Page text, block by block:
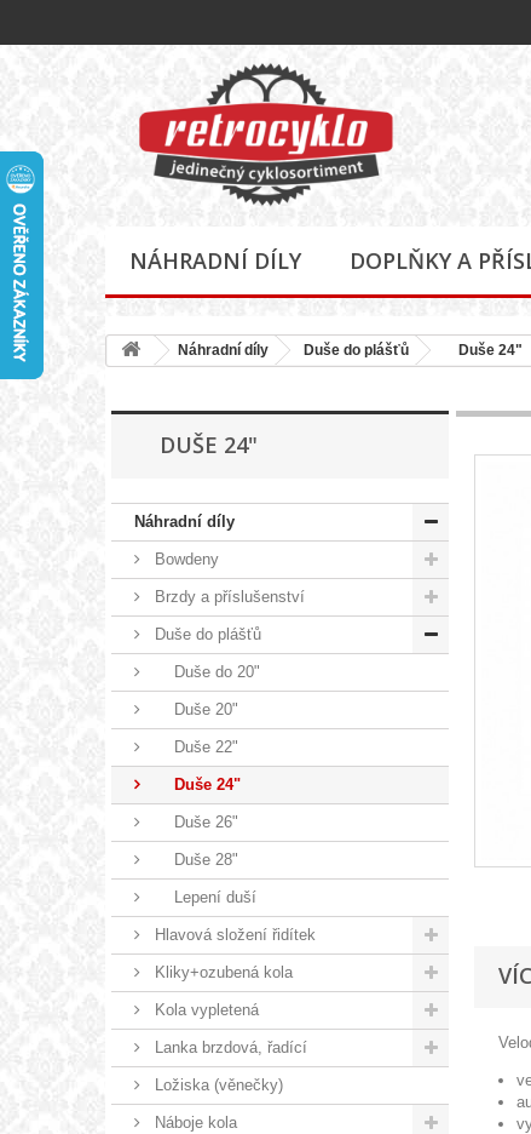
NÁHRADNÍ DÍLY DOPLŇKY A
Náhradní díly Duše do plášťů Duše 24"
DUŠE 24"
Náhradní díly
Bowdeny
Brzdy a příslušenství
Duše do plášťů
Duše do 20"
Duše 20"
Duše 22"
Duše 24"
Duše 26"
Duše 28"
Lepení duší
Hlavová složení řidítek
Kliky+ozubená kola
Kola vypletená
Lanka brzdová, řadící
Ložiska (věnečky)
Náboje kola